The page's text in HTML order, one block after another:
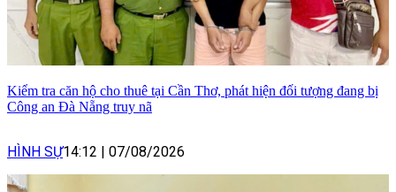
Kiểm tra căn hộ cho thuê tại Cần Thơ, phát hiện đối tượng đang bị
Công an Đà Nẵng truy nã
HÌNH SỰ14:12 | 07/08/2026